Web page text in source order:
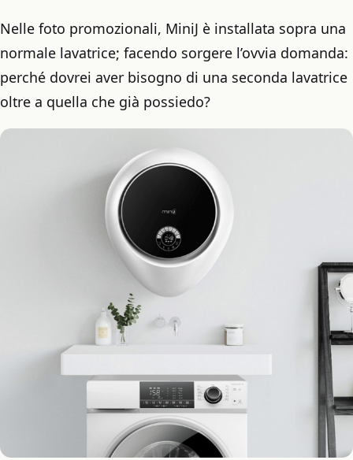
Nelle foto promozionali, MiniJ è installata sopra una
normale lavatrice; facendo sorgere l’ovvia domanda:
perché dovrei aver bisogno di una seconda lavatrice
oltre a quella che già possiedo?